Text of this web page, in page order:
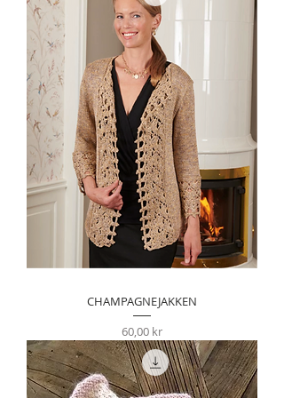
CHAMPAGNEJAKKEN
Pris
60,00 kr